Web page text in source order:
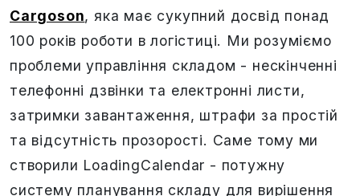
Cargoson, яка має сукупний досвід понад
100 років роботи в логістиці. Ми розуміємо
проблеми управління складом - нескінченні
телефонні дзвінки та електронні листи,
затримки завантаження, штрафи за простій
та відсутність прозорості. Саме тому ми
створили LoadingCalendar - потужну
систему планування складу для вирішення